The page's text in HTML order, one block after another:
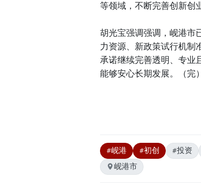
等领域，不断完善创新创
胡光宝强调强调，岘港市
力资源、新政策试行机制
承诺继续完善透明、专业
能够安心长期发展。（完）
#岘港 #初创 #投资
岘港市